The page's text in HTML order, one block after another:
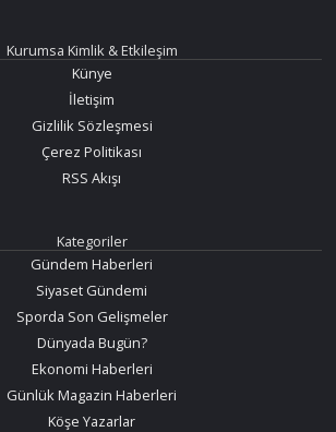
Kurumsa Kimlik & Etkileşim
Künye
İletişim
Gizlilik Sözleşmesi
Çerez Politikası
RSS Akışı
Kategoriler
Gündem Haberleri
Siyaset Gündemi
Sporda Son Gelişmeler
Dünyada Bugün?
Ekonomi Haberleri
Günlük Magazin Haberleri
Köşe Yazarlar